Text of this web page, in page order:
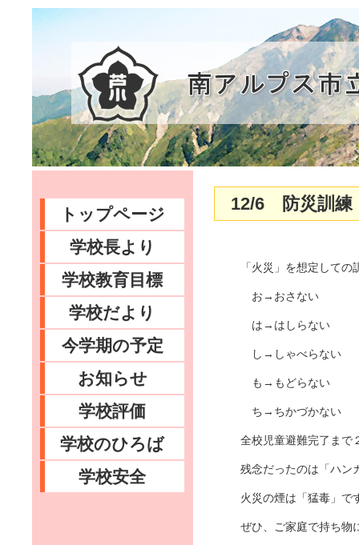
トップページ
学校長より
学校教育目標
学校だより
今学期の予定
お知らせ
学校評価
学校のひろば
学校安全
12/6 防災訓練
「火災」を想定しての
お→おさない
は→はしらない
し→しゃべらない
も→もどらない
ち→ちかづかない
全校児童避難完了まで
残念だったのは「ハン
火災の煙は「猛毒」で
ぜひ、ご家庭で持ち物